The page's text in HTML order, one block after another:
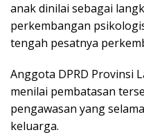
anak dinilai sebagai
perkembangan
tengah pesatnya
Anggota DPRD Provinsi
menilai pembatasan
pengawasan yang
keluarga.